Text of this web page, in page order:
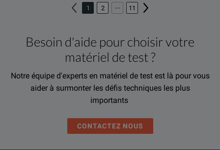
1 2 11
Besoin d'aide pour choisir votre
matériel de test ?
Notre équipe d'experts en matériel de test est là pour vous
aider à surmonter les défis techniques les plus
importants
CONTACTEZ NOUS